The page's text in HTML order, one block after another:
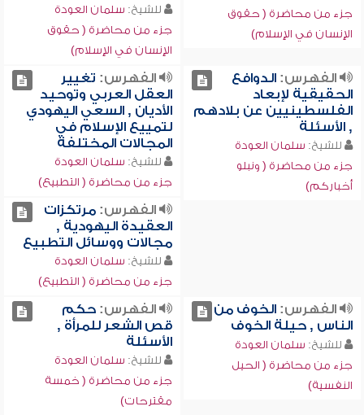
جزء من محاضرة ( حقوق
الإنسان في الإسلام)
للشيخ: سلمان العودة
جزء من محاضرة ( حقوق
الإنسان في الإسلام)
الفهرس:الدوافع
الحقيقية لإبعاد
الفلسطينيين عن بلادهم
, الأسئلة
للشيخ: سلمان العودة
جزء من محاضرة ( ونبلو
أخباركم)
الفهرس: تغيير
العقل العربي وتوحيد
الأديان , السعي اليهودي
لتمييع الإسلام في
المجالات المختلفة
للشيخ: سلمان العودة
جزء من محاضرة ( التطبيع)
الفهرس:مرتكزات
العقيدة اليهودية ,
مجالات ووسائل التطبيع
للشيخ: سلمان العودة
جزء من محاضرة ( التطبيع)
الفهرس:الخوف من
الناس , حيلة الخوف
للشيخ: سلمان العودة
جزء من محاضرة ( الحيل
النفسية)
الفهرس:حكم
قص الشعر للمرأة ,
الأسئلة
للشيخ: سلمان العودة
جزء من محاضرة ( خمسة
مقترحات)